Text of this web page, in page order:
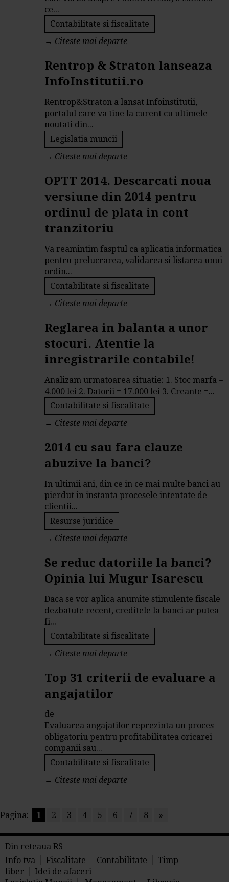
ce...
Contabilitate si fiscalitate
→ Citeste mai departe
Rentrop & Straton lanseaza
InfoInstitutii.ro
Rentrop&Straton a lansat Infoinstitutii,
portalul care va tine la curent cu ultimele
noutati din...
Legislatia muncii
→ Citeste mai departe
OPTT 2014. Descarcati noua
versiune din 2014 pentru
ordinul de plata in cont
tranzitoriu
Va reamintim fasptul ca aplicatia informatica
pentru prelucrarea, validarea si listarea unui
ordin...
Contabilitate si fiscalitate
→ Citeste mai departe
Reglarea in balanta a unor
stocuri. Atentie la
inregistrarile contabile!
Analizam urmatoarea situatie: 1. Stoc marfa =
4.000 lei 2. Datorii = 17.000 lei 3. Creante =...
Contabilitate si fiscalitate
→ Citeste mai departe
2014 cu sau fara clauze
abuzive la banci?
In ultimii ani, din ce in ce mai multe banci au
pierdut in instanta procesele intentate de
clientii...
Resurse juridice
→ Citeste mai departe
Se reduc datoriile la banci?
Opinia lui Mugur Isarescu
Daca se vor aplica anumite stimulente fiscale
dezbatute recent, creditele la banci ar putea
fi...
Contabilitate si fiscalitate
→ Citeste mai departe
Top 31 criterii de evaluare a
angajatilor
de
Evaluarea angajatilor reprezinta un proces
obligatoriu pentru profitabilitatea oricarei
companii sau...
Contabilitate si fiscalitate
→ Citeste mai departe
Pagina: 1 2 3 4 5 6 7 8 »
Din reteaua RS
Info tva
Fiscalitate Contabilitate
Timp
liber
Idei de afaceri